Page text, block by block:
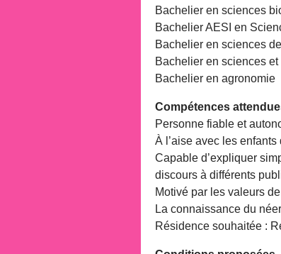
Bachelier en sciences
Bachelier AESI en
Bachelier en sciences
Bachelier en sciences
Bachelier en agronomie
Compétences
Personne fiable et
À l’aise avec les
Capable d’expliquer
discours à différents
Motivé par les valeurs
La connaissance du
Résidence souhaitée :